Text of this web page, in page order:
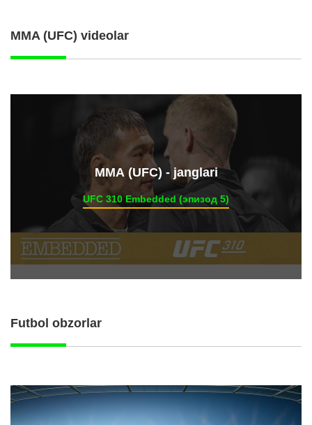
MMA (UFC) videolar
ММА (UFC) - janglari
UFC 310 Embedded (эпизод 5)
Futbol obzorlar